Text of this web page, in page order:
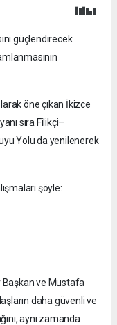
güçlendirecek
öne çıkan İkizce
sıra Filikçi–
Yolu da yenilenerek
şöyle:
Başkan ve Mustafa
daha güvenli ve
aynı zamanda